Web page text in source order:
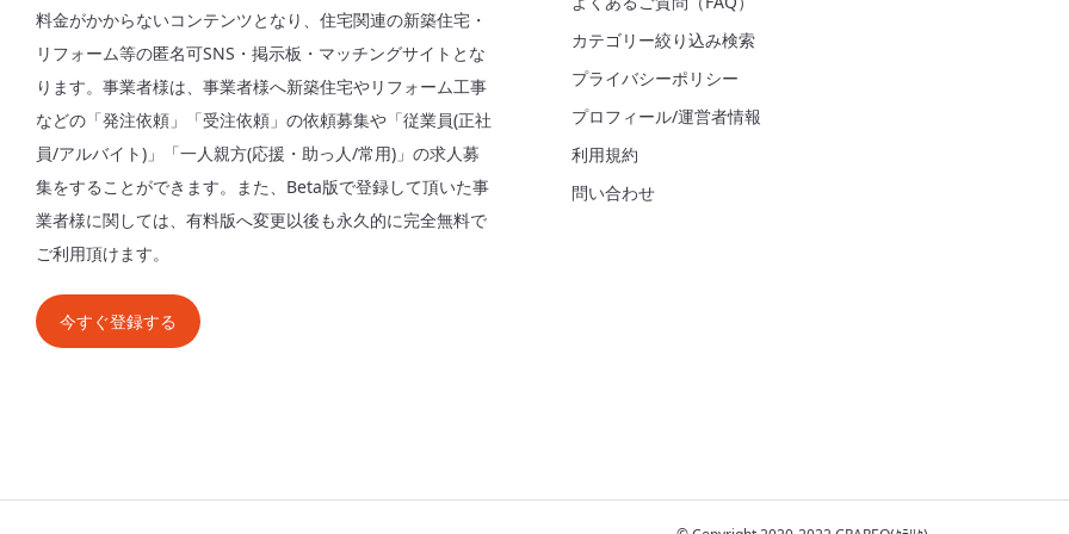
料金がかからないコンテンツとなり、住宅関連の新築住宅・
リフォーム等の匿名可SNS・掲示板・マッチングサイトとな
ります。事業者様は、事業者様へ新築住宅やリフォーム工事
などの「発注依頼」「受注依頼」の依頼募集や「従業員(正社
員/アルバイト)」「一人親方(応援・助っ人/常用)」の求人募
集をすることができます。また、Beta版で登録して頂いた事
業者様に関しては、有料版へ変更以後も永久的に完全無料で
ご利用頂けます。
今すぐ登録する
カテゴリー絞り込み検索
プライバシーポリシー
プロフィール/運営者情報
利用規約
問い合わせ